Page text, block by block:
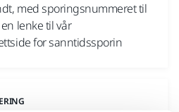
med sporingsnummeret til
lenke til vår
for sanntidssporin